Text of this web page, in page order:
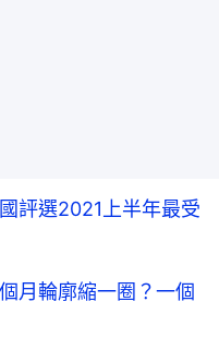
評選2021上半年最受
月輪廓縮一圈？一個